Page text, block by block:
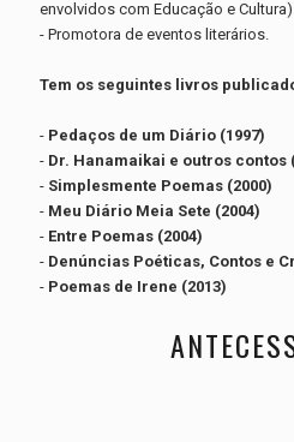
envolvidos com Educação e
- Promotora de eventos literários.
Tem os seguintes livros
- Pedaços de um Diário (1997)
- Dr. Hanamaikai e outros contos
- Simplesmente Poemas (2000)
- Meu Diário Meia Sete (2004)
- Entre Poemas (2004)
- Denúncias Poéticas, Contos e
- Poemas de Irene (2013)